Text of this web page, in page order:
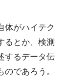
体がハイテク
るとか、検測
するデータ伝
であろう。